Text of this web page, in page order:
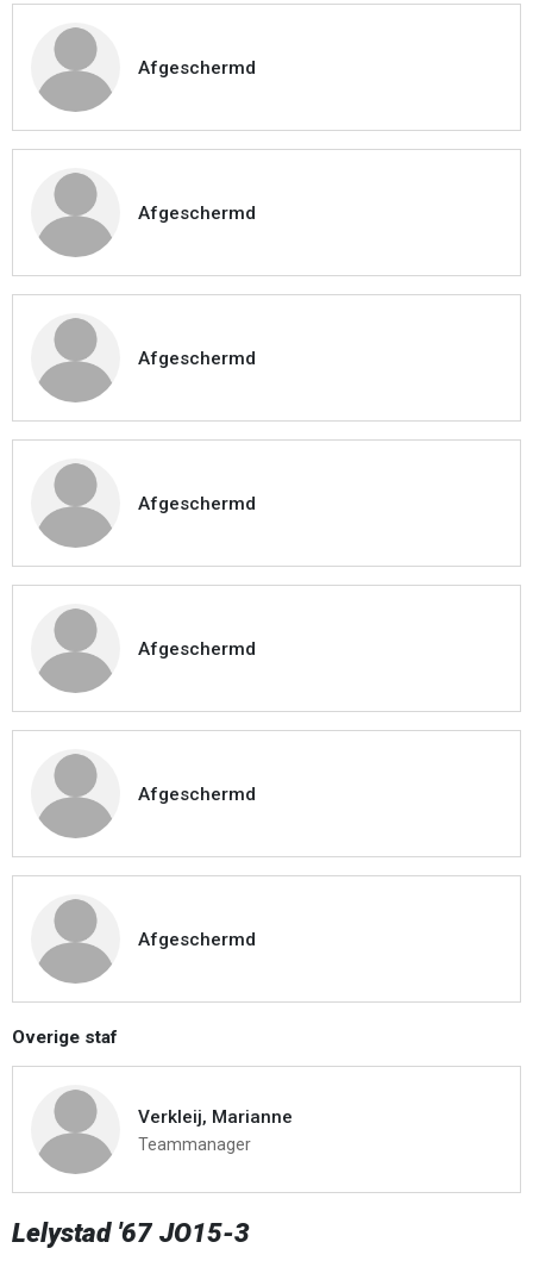
Afgeschermd
Afgeschermd
Afgeschermd
Afgeschermd
Afgeschermd
Afgeschermd
Afgeschermd
Overige staf
Verkleij, Marianne
Teammanager
Lelystad '67 JO15-3